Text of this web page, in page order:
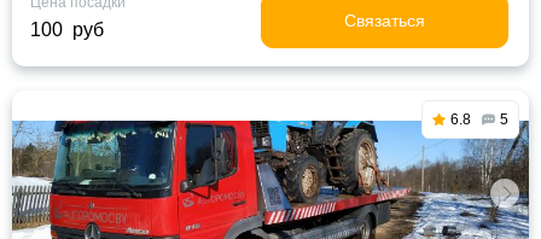
100 руб Связаться
6.8 5